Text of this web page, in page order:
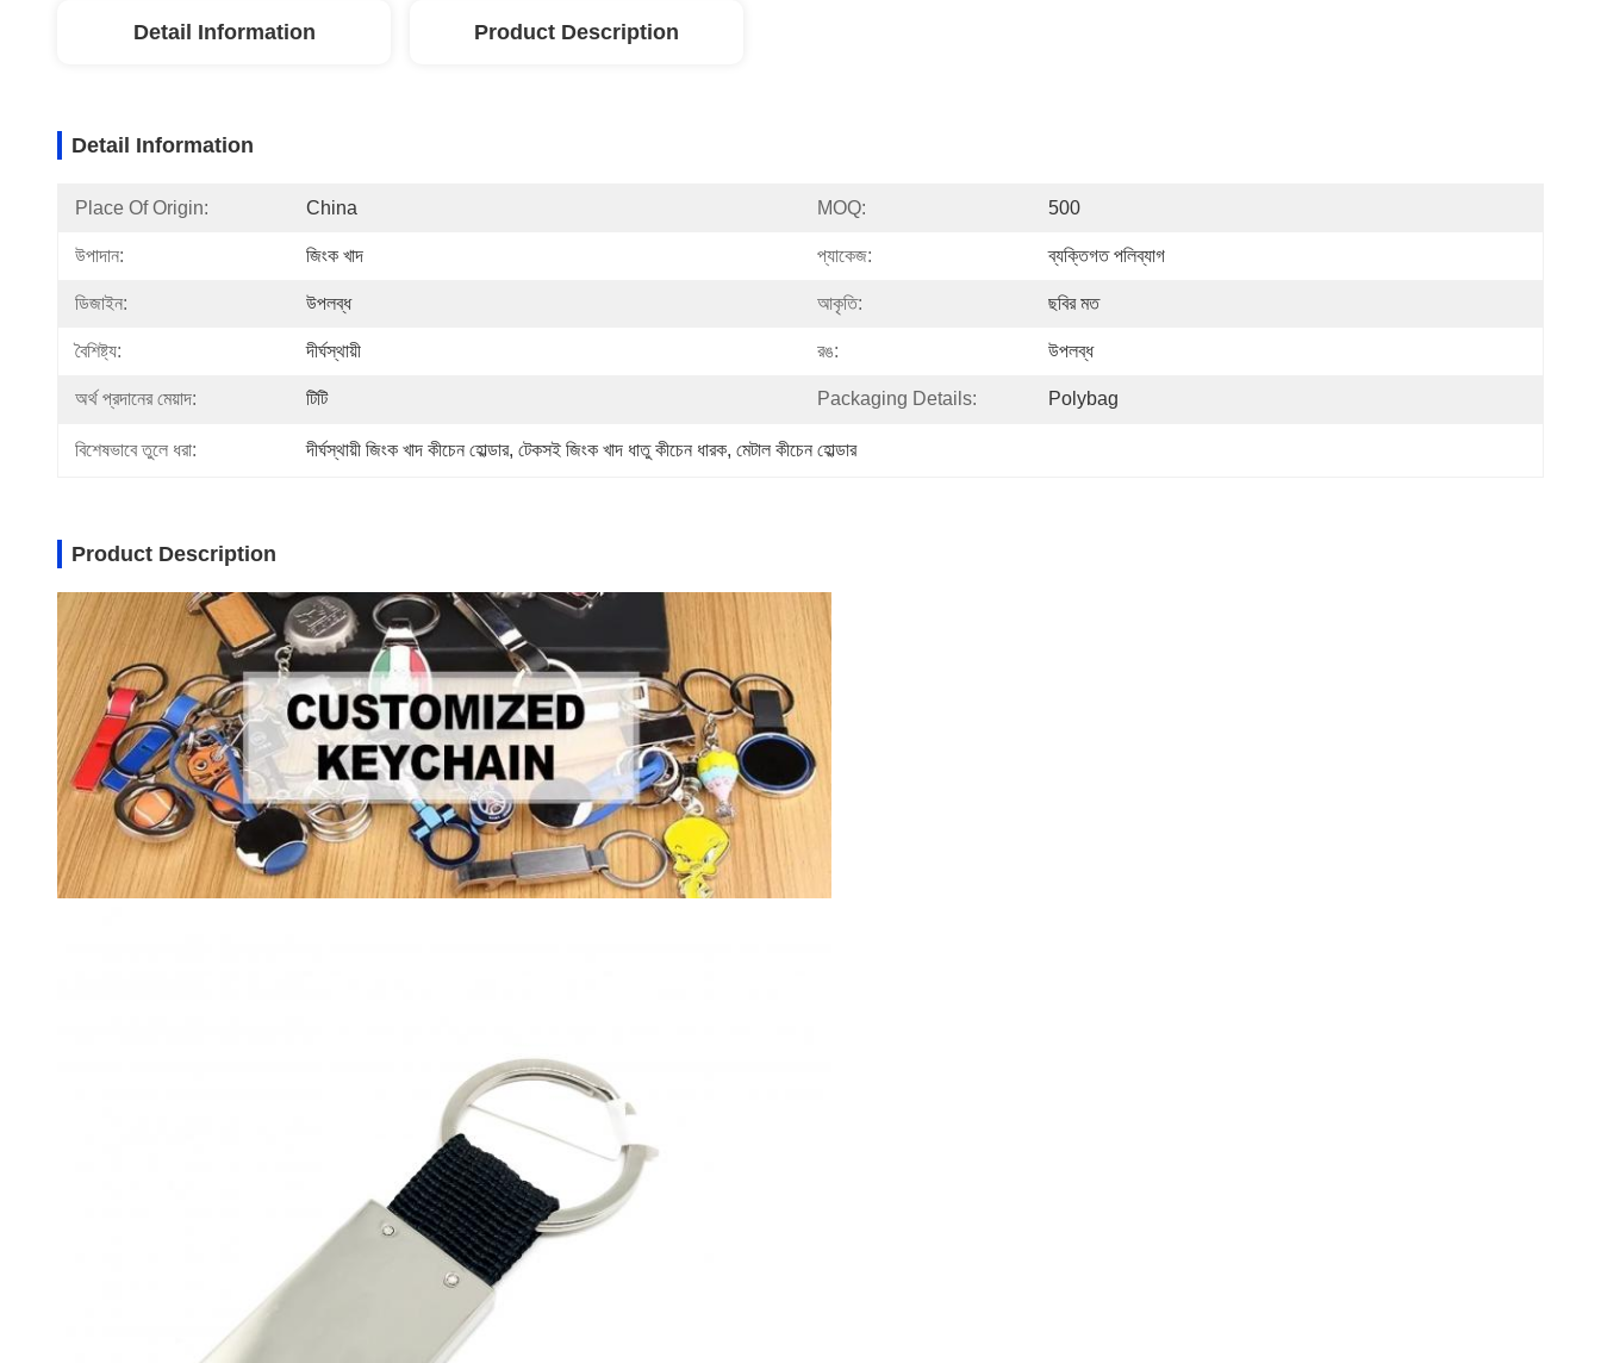
Detail Information Product Description
Detail Information
Place Of Origin: China MOQ: 500
উপাদান: জিংক খাদ প্যাকেজ: ব্যক্তিগত পলিব্যাগ
ডিজাইন: উপলব্ধ আকৃতি: ছবির মত
বৈশিষ্ট্য: দীর্ঘস্থায়ী রঙ: উপলব্ধ
অর্থ প্রদানের মেয়াদ: টিটি Packaging Details: Polybag
বিশেষভাবে তুলে ধরা: দীর্ঘস্থায়ী জিংক খাদ কীচেন হোল্ডার, টেকসই জিংক খাদ ধাতু কীচেন ধারক, মেটাল কীচেন হোল্ডার
Product Description